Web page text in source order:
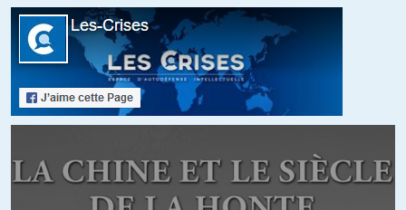
scc//28.03.2026 à 20h37
“ Son programme nucléaire est en ruines. Ses défenses aériennes
sont en lambeaux : les frappes de juin ont détruit la plupart de ses
sites de missiles sol-air et ont ouvert d’énormes brèches dans son
réseau de radars d’alerte précoce. ”
contenté de végéter? Qu’il n’a pas produit le missiles et de drones à la
chaîne ?
Il montre juste une chose: l’ignorance crasse de ce qui se passe en